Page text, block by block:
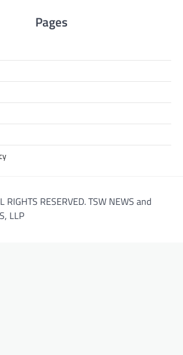
Pages
RIGHTS RESERVED. TSW NEWS and
LLP